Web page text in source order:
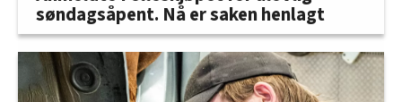
søndagsåpent. Nå er saken henlagt